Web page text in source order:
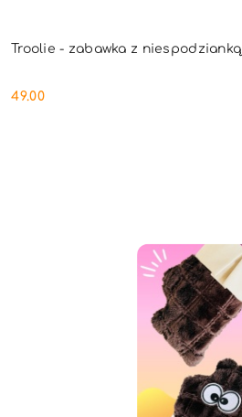
Troolie - zabawka z niespodzianką
Cena:
49.00